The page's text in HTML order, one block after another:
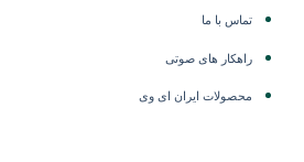
تماس با ما
راهکار های صوتی
محصولات ایران ای وی